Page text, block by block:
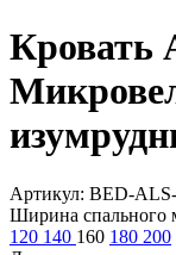
Кровать
Артикул: BED-
Ширина спального
120 140 160 180 200